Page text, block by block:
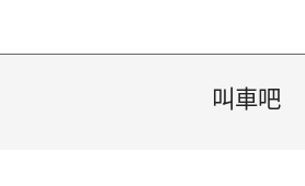
叫車吧